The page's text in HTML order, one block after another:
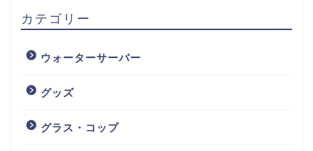
カテゴリー
ウォーターサーバー
グッズ
グラス・コップ